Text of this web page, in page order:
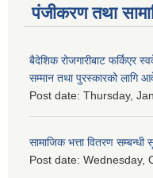
पंजीकरण तथा
बैदेशिक रोजगारीबाट फर्किएर
सम्मान तथा पुरस्कारको लागि
Post date: Thursday,
सामाजिक भत्ता वितरण सम्बन्धी
Post date: Wednesday,